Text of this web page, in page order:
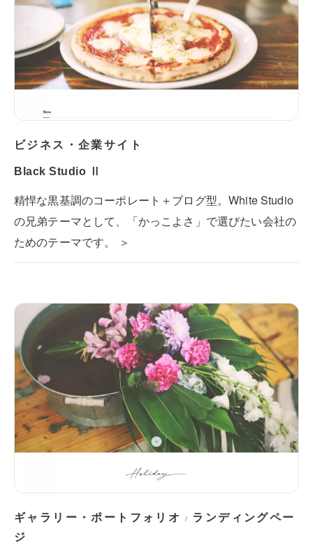
ビジネス・企業サイト
Black Studio Ⅱ
精悍な黒基調のコーポレート＋ブログ型。White Studio
の兄弟テーマとして、「かっこよさ」で選びたい会社の
ためのテーマです。 ＞
ギャラリー・ポートフォリオ / ランディングペー
ジ